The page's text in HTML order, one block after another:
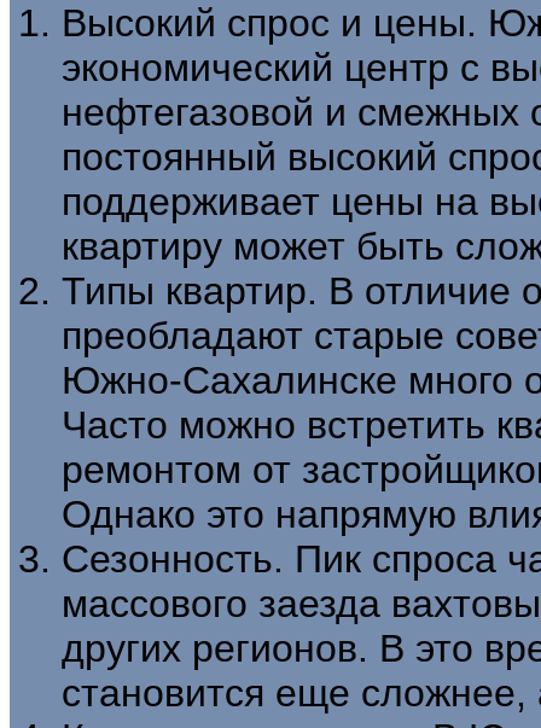
Высокий спрос и цены.
экономический центр с
нефтегазовой и смежных
постоянный высокий
поддерживает цены на
квартиру может быть
Типы квартир. В отличие
преобладают старые
Южно-Сахалинске много
Часто можно встретить
ремонтом от
Однако это напрямую
Сезонность. Пик спроса
массового заезда
других регионов. В это
становится еще сложнее,